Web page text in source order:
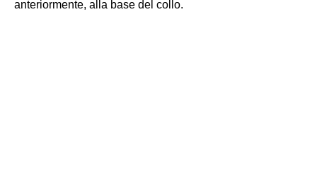
anteriormente, alla base del collo.